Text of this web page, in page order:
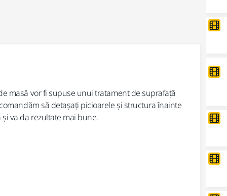
masă vor fi supuse unui tratament de suprafață
să detașați picioarele și structura înainte
va da rezultate mai bune.